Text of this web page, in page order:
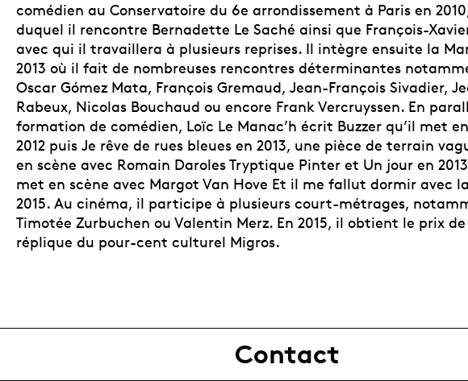
comédien au Conservatoire du 6e arrondissement à Paris en
duquel il rencontre Bernadette Le Saché ainsi que François-
avec qui il travaillera à plusieurs reprises. Il intègre ensuite la
2013 où il fait de nombreuses rencontres déterminantes
Oscar Gómez Mata, François Gremaud, Jean-François Sivadier,
Rabeux, Nicolas Bouchaud ou encore Frank Vercruyssen. En
formation de comédien, Loïc Le Manac’h écrit Buzzer qu’il met
2012 puis Je rêve de rues bleues en 2013, une pièce de terrain
en scène avec Romain Daroles Tryptique Pinter et Un jour en
met en scène avec Margot Van Hove Et il me fallut dormir avec
2015. Au cinéma, il participe à plusieurs court-métrages,
Timotée Zurbuchen ou Valentin Merz. En 2015, il obtient le prix
réplique du pour-cent culturel Migros.
Contact